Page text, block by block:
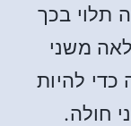
תלוי בכך
משני
כדי להיות
חולה.